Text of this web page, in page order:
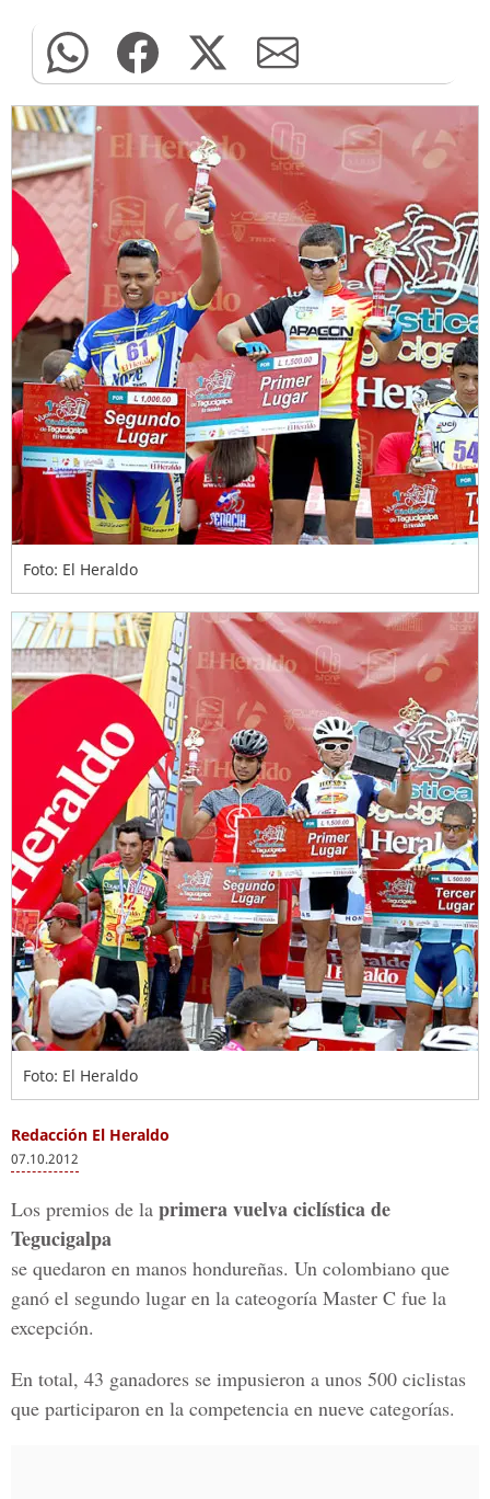
Foto: El Heraldo
Foto: El Heraldo
Redacción El Heraldo
07.10.2012
Los premios de la primera vuelva ciclística de
Tegucigalpa
se quedaron en manos hondureñas. Un colombiano que
ganó el segundo lugar en la cateogoría Master C fue la
excepción.
En total, 43 ganadores se impusieron a unos 500 ciclistas
que participaron en la competencia en nueve categorías.